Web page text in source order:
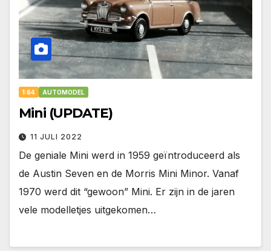
1:64 AUTOMODEL
Mini (UPDATE)
11 JULI 2022
De geniale Mini werd in 1959 geïntroduceerd als
de Austin Seven en de Morris Mini Minor. Vanaf
1970 werd dit “gewoon” Mini. Er zijn in de jaren
vele modelletjes uitgekomen…